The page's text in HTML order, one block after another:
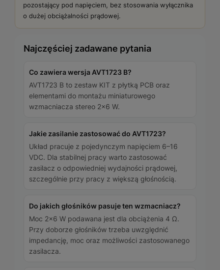
pozostający pod napięciem, bez stosowania wyłącznika
o dużej obciążalności prądowej.
Najczęściej zadawane pytania
Co zawiera wersja AVT1723 B?
AVT1723 B to zestaw KIT z płytką PCB oraz
elementami do montażu miniaturowego
wzmacniacza stereo 2×6 W.
Jakie zasilanie zastosować do AVT1723?
Układ pracuje z pojedynczym napięciem 6–16
VDC. Dla stabilnej pracy warto zastosować
zasilacz o odpowiedniej wydajności prądowej,
szczególnie przy pracy z większą głośnością.
Do jakich głośników pasuje ten wzmacniacz?
Moc 2×6 W podawana jest dla obciążenia 4 Ω.
Przy doborze głośników trzeba uwzględnić
impedancję, moc oraz możliwości zastosowanego
zasilacza.